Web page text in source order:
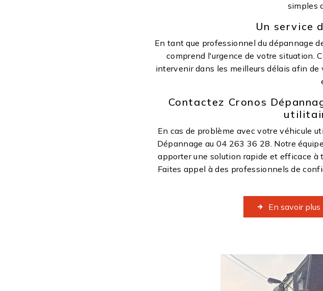
simples
Un service
En tant que professionnel du dépannage
comprend l'urgence de votre situation.
intervenir dans les meilleurs délais afin
Contactez Cronos
En cas de problème avec votre véhicule
Dépannage au 04 263 36 28. Notre
apporter une solution rapide et efficace à
Faites appel à des professionnels de
En savoir plus